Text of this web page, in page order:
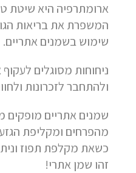
ארומתרפיה היא שיטת
המשפרת את בריאות
שימוש בשמנים אתריים.
ניחוחות מסוגלים
ולהתחבר לזכרונות
שמנים אתריים מופקים
מהפרחים ומקליפת
כשאת מקלפת תפוז
זהו שמן אתרי!